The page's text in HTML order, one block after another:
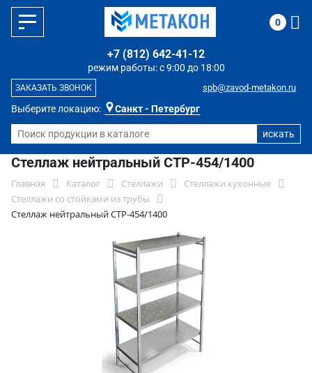
Выберите локацию: Санкт - Петербург
режим работы: с 9:00 до 18:00
+7 (812) 642-41-12
spb@zavod-metakon.ru
ЗАКАЗАТЬ ЗВОНОК
0
Стеллаж нейтральный СТР-454/1400
Главная Каталог Стеллажи
Стеллажи кухонные
Стеллажи со стойками из трубы
Стеллаж нейтральный СТР-454/1400